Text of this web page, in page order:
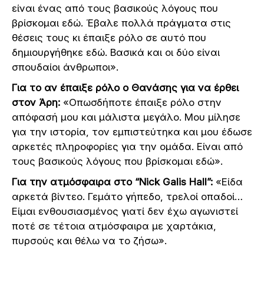
είναι ένας από τους βασικούς λόγους που
βρίσκομαι εδώ. Έβαλε πολλά πράγματα στις
θέσεις τους κι έπαιξε ρόλο σε αυτό που
δημιουργήθηκε εδώ. Βασικά και οι δύο είναι
σπουδαίοι άνθρωποι».
Για το αν έπαιξε ρόλο ο Θανάσης για να έρθει
στον Άρη: «Οπωσδήποτε έπαιξε ρόλο στην
απόφασή μου και μάλιστα μεγάλο. Μου μίλησε
για την ιστορία, τον εμπιστεύτηκα και μου έδωσε
αρκετές πληροφορίες για την ομάδα. Είναι από
τους βασικούς λόγους που βρίσκομαι εδώ».
Για την ατμόσφαιρα στο “Nick Galis Hall”: «Είδα
αρκετά βίντεο. Γεμάτο γήπεδο, τρελοί οπαδοί…
Είμαι ενθουσιασμένος γιατί δεν έχω αγωνιστεί
ποτέ σε τέτοια ατμόσφαιρα με χαρτάκια,
πυρσούς και θέλω να το ζήσω».